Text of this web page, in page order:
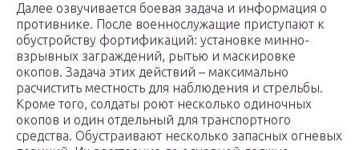
Далее озвучивается боевая задача и информация о
противнике. После военнослужащие приступают к
обустройству фортификаций: установке минно-
взрывных заграждений, рытью и маскировке
окопов. Задача этих действий – максимально
расчистить местность для наблюдения и стрельбы.
Кроме того, солдаты роют несколько одиночных
окопов и один отдельный для транспортного
средства. Обустраивают несколько запасных огневых